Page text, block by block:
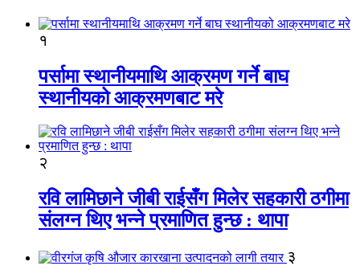
१
पर्सामा स्थानीयमाथि आक्रमण गर्ने बाघ
स्थानीयको आक्रमणबाट मरे
२
रवि लामिछाने जीबी राईसँग मिलेर सहकारी ठगीमा
संलग्न थिए भन्ने प्रमाणित हुन्छ : थापा
३